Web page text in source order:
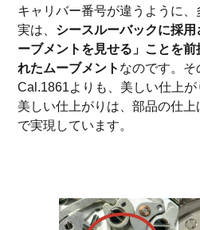
キャリバー番号が違うように、
実は、 シースルーバックに採
ーブメントを見せる」ことを
れたムーブメント なのです。
Cal.1861よりも、美しい仕上
美しい仕上がりは、部品の仕
で実現しています。